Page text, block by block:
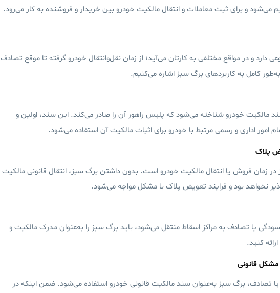
می‌شود و برای ثبت معاملات و انتقال مالکیت خودرو بین خریدار و فروشنده به کار می‌رود.
دارد و در مواقع مختلفی به کارتان می‌آید؛ از زمان نقل‌وانتقال خودرو گرفته تا موقع تصادف
کامل به کاربردهای برگ سبز اشاره می‌کنیم.
مالکیت خودرو شناخته می‌شود که پلیس راهور آن را صادر می‌کند. این سند، اولین و
اداری و رسمی مرتبط با خودرو برای اثبات مالکیت آن استفاده می‌شود.
پلاک
در زمان فروش یا انتقال مالکیت خودرو است. بدون داشتن برگ سبز، انتقال قانونی مالکیت
نخواهد بود و فرایند تعویض پلاک با مشکل مواجه می‌شود.
یا تصادف به مراکز اسقاط منتقل می‌شود، باید برگ سبز را به‌عنوان مدرک مالکیت و
کنید.
مشکل قانونی
تصادف، برگ سبز به‌عنوان سند مالکیت قانونی خودرو استفاده می‌شود. ضمن اینکه در